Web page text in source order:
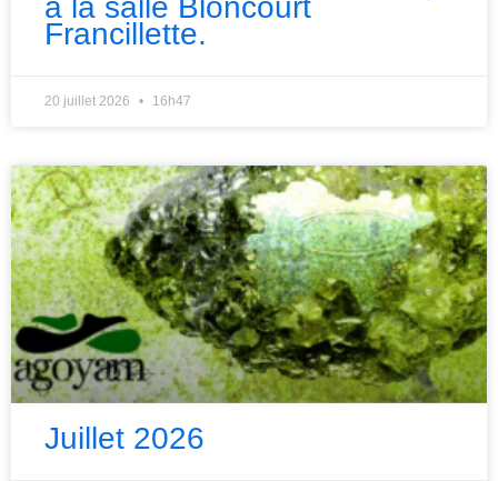
à la salle Bloncourt
Francillette.
20 juillet 2026 16h47
Juillet 2026